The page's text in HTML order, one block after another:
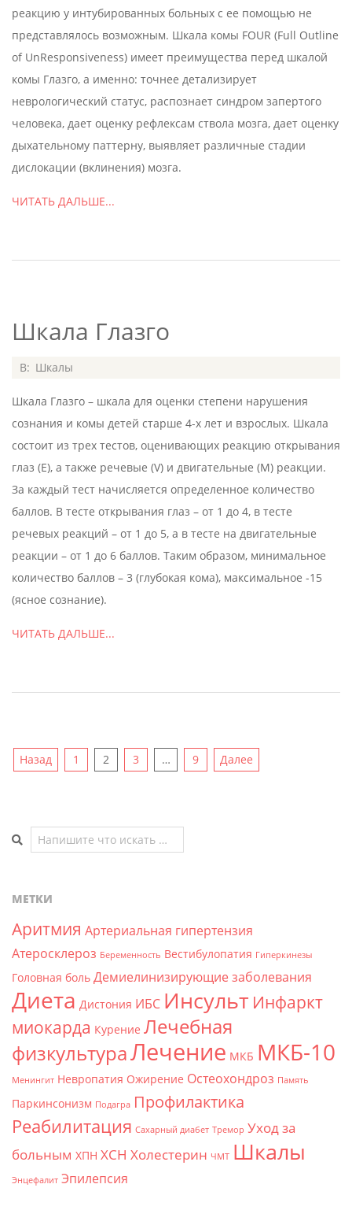
реакцию у интубированных больных с ее помощью не
представлялось возможным. Шкала комы FOUR (Full Outline
of UnResponsiveness) имеет преимущества перед шкалой
комы Глазго, а именно: точнее детализирует
неврологический статус, распознает синдром запертого
человека, дает оценку рефлексам ствола мозга, дает оценку
дыхательному паттерну, выявляет различные стадии
дислокации (вклинения) мозга.
ЧИТАТЬ ДАЛЬШЕ...
Шкала Глазго
2020-
05
В: Шкалы
Шкала Глазго – шкала для оценки степени нарушения
сознания и комы детей старше 4-х лет и взрослых. Шкала
состоит из трех тестов, оценивающих реакцию открывания
глаз (E), а также речевые (V) и двигательные (M) реакции.
За каждый тест начисляется определенное количество
баллов. В тесте открывания глаз – от 1 до 4, в тесте
речевых реакций – от 1 до 5, а в тесте на двигательные
реакции – от 1 до 6 баллов. Таким образом, минимальное
количество баллов – 3 (глубокая кома), максимальное -15
(ясное сознание).
ЧИТАТЬ ДАЛЬШЕ...
Пагинация
Назад 1 2 3 … 9 Далее
Поиск
МЕТКИ
Аритмия Артериальная гипертензия
Атеросклероз Беременность Вестибулопатия Гиперкинезы
Головная боль Демиелинизирующие заболевания
Диета Дистония ИБС Инсульт Инфаркт
миокарда Курение Лечебная
физкультураЛечение МКБ МКБ-10
Менингит Невропатия Ожирение Остеохондроз Память
Паркинсонизм Подагра Профилактика
Реабилитация Сахарный диабет Тремор Уход за
больным ХПН ХСН Холестерин ЧМТ Шкалы
Энцефалит Эпилепсия